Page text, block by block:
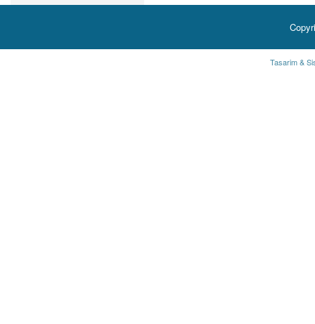
Tasarim &